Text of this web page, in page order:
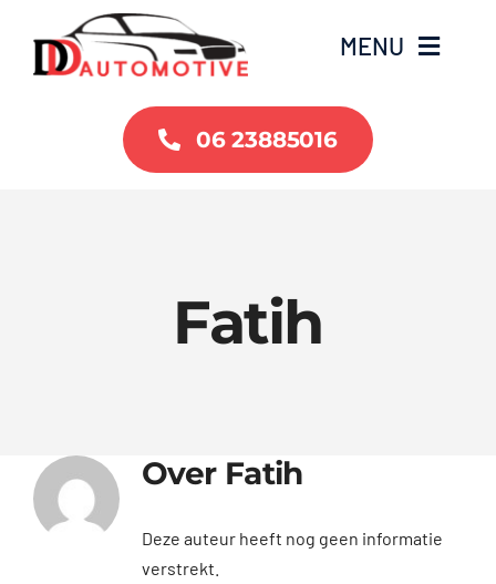
inhoud
MENU
06 23885016
Fatih
Over Fatih
Deze auteur heeft nog geen informatie
verstrekt.